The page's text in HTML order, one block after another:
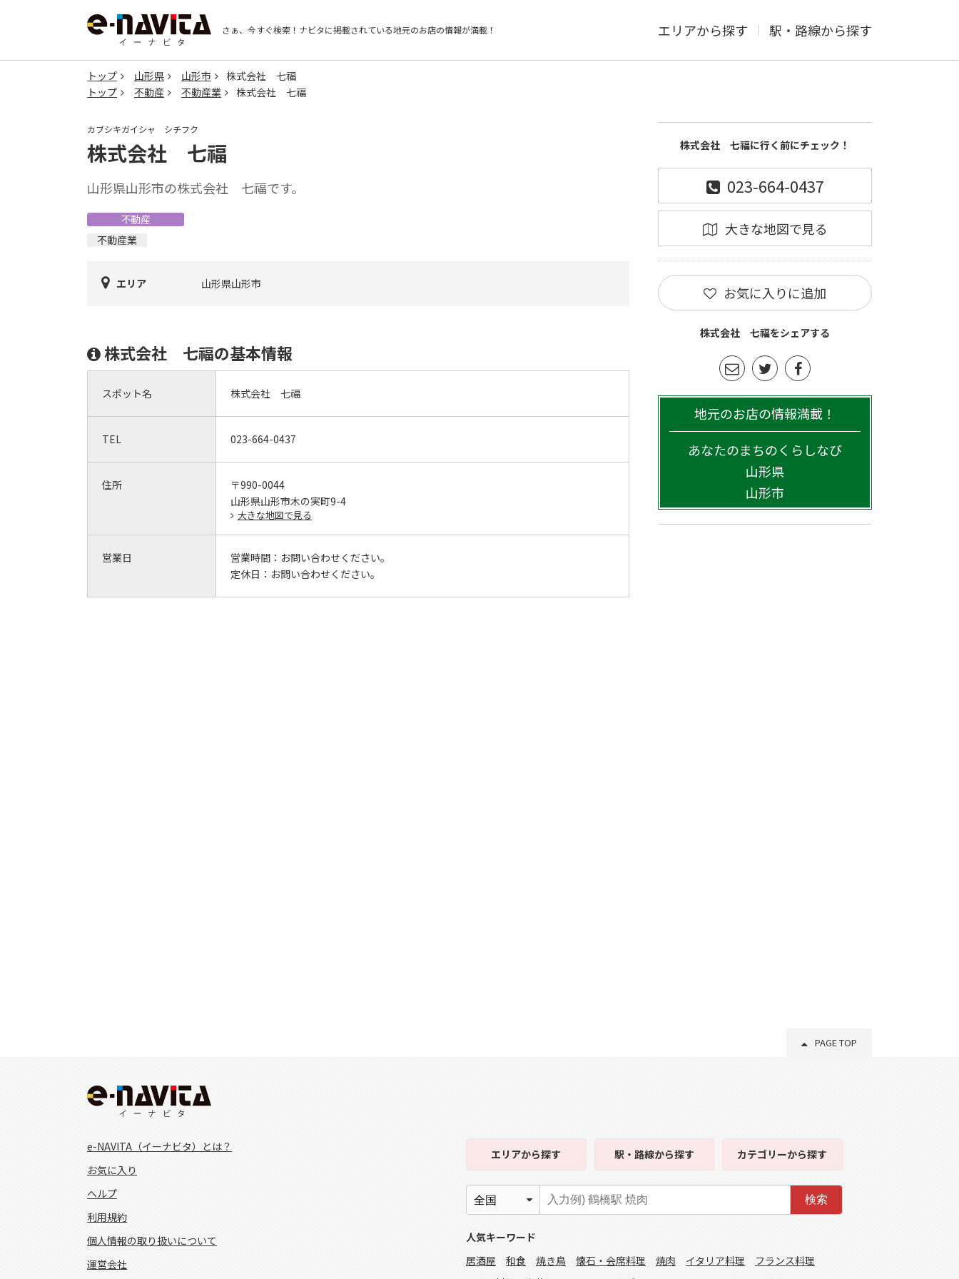
さぁ、今すぐ検索！ ナビタに掲載されている地元のお店の情報が満載！ エリアから探す 駅・路線から探す
トップ 山形県 山形市
株式会社 七福
トップ
不動産 不動産業 株式会社 七福
カブシキガイシャ シチフク
株式会社 七福
山形県山形市の株式会社 七福です。
不動産
不動産業
エリア 山形県山形市
株式会社 七福の基本情報
スポット名 株式会社 七福
TEL 023-664-0437
住所
〒990-0044
山形県山形市木の実町9-4
大きな地図で見る
営業日 営業時間： お問い合わせください。
定休日： お問い合わせください。
株式会社 七福に行く前にチェック！
023-664-0437
大きな地図で見る
お気に入りに追加
株式会社 七福をシェアする
地元のお店の情報満載！
あなたのまちのくらしなび
山形県
山形市
PAGE TOP
e-NAVITA（イーナビタ）とは？
お気に入り
ヘルプ
利用規約
個人情報の取り扱いについて
運営会社
エリアから探す 駅・路線から探す カテゴリーから探す
検索
人気キーワード
居酒屋
和食 焼き鳥 懐石・会席料理 焼肉 イタリア料理
フランス料理